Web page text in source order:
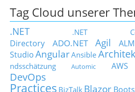
Tag Cloud unserer
.NET .NET
Directory
ADO.NET Agil ALM
StudioAngularAnsible
ndsschätzung
Automic AWS
DevOps
Practices BizTalk Blazor